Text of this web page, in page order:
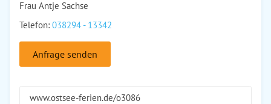
Frau Antje Sachse
Telefon: 038294 - 13342
Anfrage senden
www.ostsee-ferien.de/o3086